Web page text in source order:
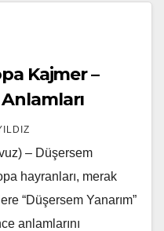
Kajmer –
– Düşersem
hayranları, merak
“Düşersem Yanarım”
anlamlarını